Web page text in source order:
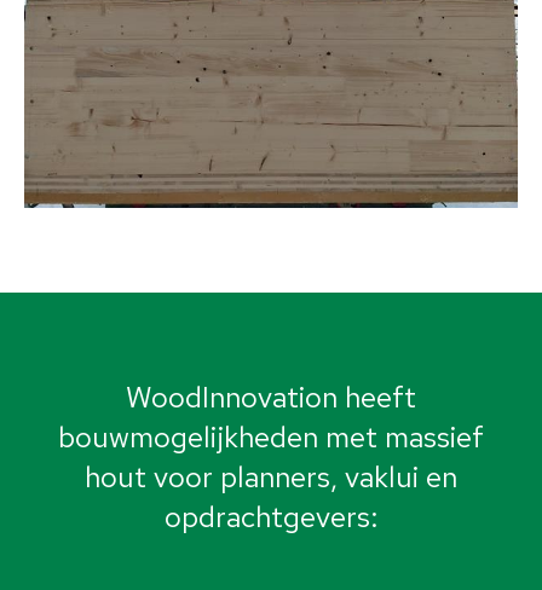
WoodInnovation heeft
bouwmogelijkheden met massief
hout voor planners, vaklui en
opdrachtgevers: